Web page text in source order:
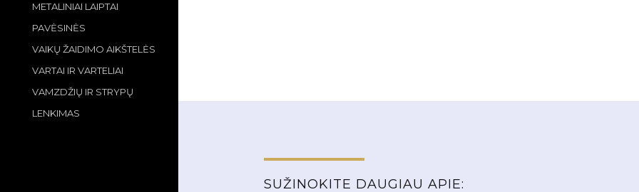
METALINIAI LAIPTAI
PAVĖSINĖS
VAIKŲ ŽAIDIMO AIKŠTELĖS
VARTAI IR VARTELIAI
VAMZDŽIŲ IR STRYPŲ
LENKIMAS
SUŽINOKITE DAUGIAU APIE: